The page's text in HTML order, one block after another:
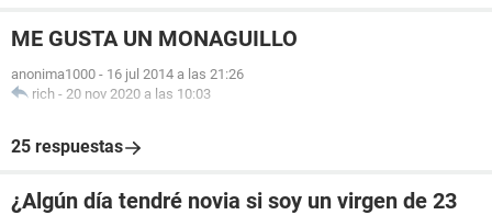
ME GUSTA UN MONAGUILLO
anonima1000 - 16 jul 2014 a las 21:26
rich - 20 nov 2020 a las 10:03
25 respuestas
¿Algún día tendré novia si soy un virgen de 23